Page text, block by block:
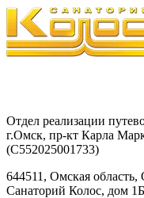
Отдел реализации
г.Омск, пр-кт Карла
(С552025001733)
644511, Омская
Санаторий Колос, дом